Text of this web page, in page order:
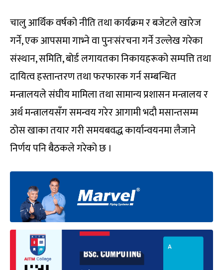
चालु आर्थिक वर्षको नीति तथा कार्यक्रम र बजेटले खारेज
गर्ने, एक आपसमा गाभ्ने वा पुनःसंरचना गर्ने उल्लेख गरेका
संस्थान, समिति, बोर्ड लगायतका निकायहरूको सम्पत्ति तथा
दायित्व हस्तान्तरण तथा फरफारक गर्न सम्बन्धित
मन्त्रालयले संघीय मामिला तथा सामान्य प्रशासन मन्त्रालय र
अर्थ मन्त्रालयसँग समन्वय गरेर आगामी भदौ मसान्तसम्म
ठोस खाका तयार गरी समयबवद्ध कार्यान्वयनमा लैजाने
निर्णय पनि बैठकले गरेको छ ।